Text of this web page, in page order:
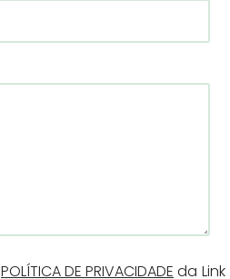
POLÍTICA DE PRIVACIDADE